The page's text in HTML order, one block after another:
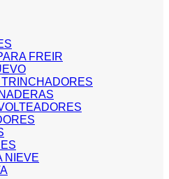
FREIR
NIEVE